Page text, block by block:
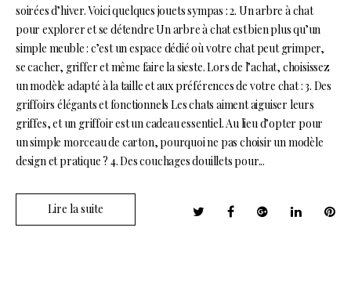
soirées d’hiver. Voici quelques jouets sympas : 2. Un arbre à chat
pour explorer et se détendre Un arbre à chat est bien plus qu’un
simple meuble : c’est un espace dédié où votre chat peut grimper,
se cacher, griffer et même faire la sieste. Lors de l’achat, choisissez
un modèle adapté à la taille et aux préférences de votre chat : 3. Des
griffoirs élégants et fonctionnels Les chats aiment aiguiser leurs
griffes, et un griffoir est un cadeau essentiel. Au lieu d’opter pour
un simple morceau de carton, pourquoi ne pas choisir un modèle
design et pratique ? 4. Des couchages douillets pour...
Lire la suite